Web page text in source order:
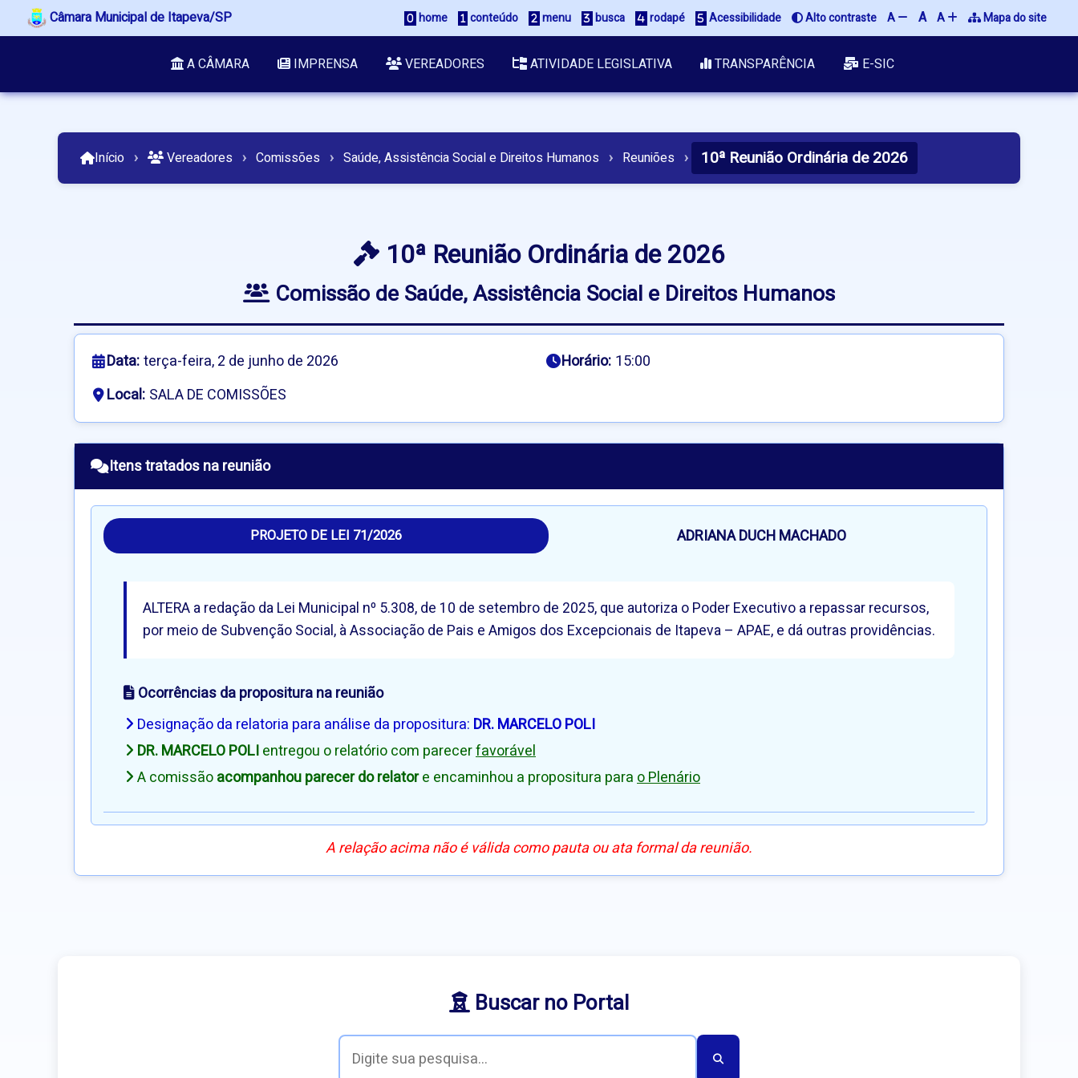
Câmara Municipal de Itapeva/SP home conteúdo menu busca rodapé Acessibilidade Alto contraste A A A Mapa do site
A CÂMARA IMPRENSA VEREADORES ATIVIDADE LEGISLATIVA TRANSPARÊNCIA E-SIC
Início › Vereadores › Comissões › Saúde, Assistência Social e Direitos Humanos › Reuniões › 10ª Reunião Ordinária de 2026
10ª Reunião Ordinária de 2026
Comissão de Saúde, Assistência Social e Direitos Humanos
Data:terça-feira, 2 de junho de 2026 Horário: 15:00
Local: SALA DE COMISSÕES
Itens tratados na reunião
PROJETO DE LEI 71/2026 ADRIANA DUCH MACHADO
ALTERA a redação da Lei Municipal nº 5.308, de 10 de setembro de 2025, que autoriza o Poder Executivo a repassar recursos,
por meio de Subvenção Social, à Associação de Pais e Amigos dos Excepcionais de Itapeva – APAE, e dá outras providências.
Ocorrências da propositura na reunião
Designação da relatoria para análise da propositura: DR. MARCELO POLI
DR. MARCELO POLIentregou o relatório com parecerfavorável
A comissãoacompanhou parecer do relatore encaminhou a propositura parao Plenário
A relação acima não é válida como pauta ou ata formal da reunião.
Buscar no Portal